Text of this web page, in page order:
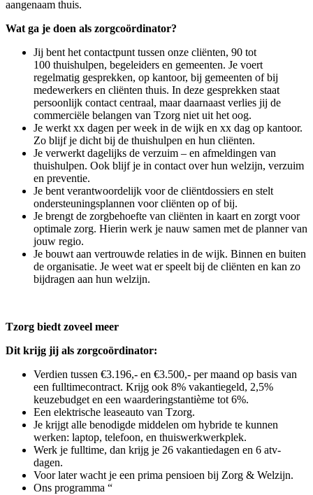
aangenaam thuis.
Wat ga je doen als zorgcoördinator?
Jij bent het contactpunt tussen onze cliënten, 90 tot
100 thuishulpen, begeleiders en gemeenten. Je voert
regelmatig gesprekken, op kantoor, bij gemeenten of bij
medewerkers en cliënten thuis. In deze gesprekken staat
persoonlijk contact centraal, maar daarnaast verlies jij de
commerciële belangen van Tzorg niet uit het oog.
Je werkt xx dagen per week in de wijk en xx dag op kantoor.
Zo blijf je dicht bij de thuishulpen en hun cliënten.
Je verwerkt dagelijks de verzuim – en afmeldingen van
thuishulpen. Ook blijf je in contact over hun welzijn, verzuim
en preventie.
Je bent verantwoordelijk voor de cliëntdossiers en stelt
ondersteuningsplannen voor cliënten op of bij.
Je brengt de zorgbehoefte van cliënten in kaart en zorgt voor
optimale zorg. Hierin werk je nauw samen met de planner van
jouw regio.
Je bouwt aan vertrouwde relaties in de wijk. Binnen en buiten
de organisatie. Je weet wat er speelt bij de cliënten en kan zo
bijdragen aan hun welzijn.
Tzorg biedt zoveel meer
Dit krijg jij als zorgcoördinator:
Verdien tussen €3.196,- en €3.500,- per maand op basis van
een fulltimecontract. Krijg ook 8% vakantiegeld, 2,5%
keuzebudget en een waarderingstantième tot 6%.
Een elektrische leaseauto van Tzorg.
Je krijgt alle benodigde middelen om hybride te kunnen
werken: laptop, telefoon, en thuiswerkwerkplek.
Werk je fulltime, dan krijg je 26 vakantiedagen en 6 atv-
dagen.
Voor later wacht je een prima pensioen bij Zorg & Welzijn.
Ons programma “